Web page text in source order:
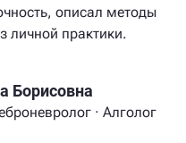
описал методы
личной практики.
Борисовна
· Алголог